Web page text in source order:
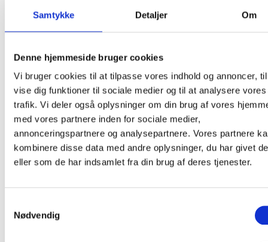
Samtykke Detaljer Om
Denne hjemmeside bruger cookies
Vi bruger cookies til at tilpasse vores indhold og annoncer,
vise dig funktioner til sociale medier og til at analysere vores
trafik. Vi deler også oplysninger om din brug af vores
med vores partnere inden for sociale medier,
annonceringspartnere og analysepartnere. Vores partnere
kombinere disse data med andre oplysninger, du har givet
eller som de har indsamlet fra din brug af deres tjenester.
Nødvendig
dedikeret for at bekæmpe diabetes og forbedre livskvaliteten for
dem, der lever med sygdommen og på sigt at kunne helbrede
den.